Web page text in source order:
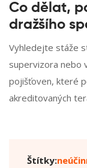
Co dělat,
dražšího
Vyhledejte stáže
supervizora nebo
pojišťoven, které
akreditovaných
Štítky: